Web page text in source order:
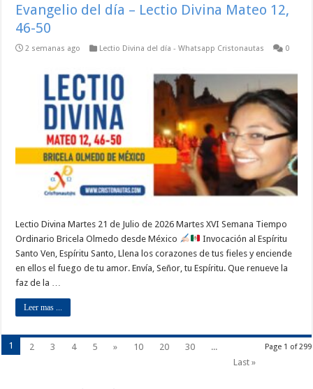
Evangelio del día – Lectio Divina Mateo 12,
46-50
2 semanas ago Lectio Divina del día - Whatsapp Cristonautas 0
Lectio Divina Martes 21 de Julio de 2026 Martes XVI Semana Tiempo
Ordinario Bricela Olmedo desde México
Invocación al Espíritu
Santo Ven, Espíritu Santo, Llena los corazones de tus fieles y enciende
en ellos el fuego de tu amor. Envía, Señor, tu Espíritu. Que renueve la
faz de la …
Leer mas ...
Page 1 of 299
1 2 3 4 5 » 10 20 30
...
Last »